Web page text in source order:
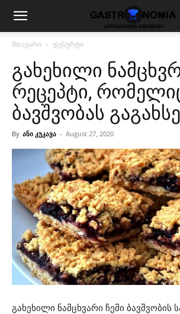
მთავარი დესერტი
გახეხილი
რეცეპტი,
ბავშვობას
By ანი კუკავა - August 27, 2020
გახეხილი ნამცხვარი ჩემი ბავშვობის